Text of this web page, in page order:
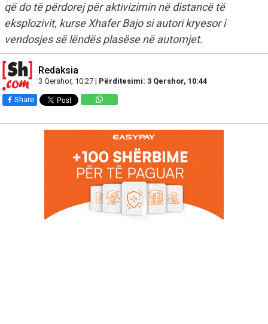
që do të përdorej për aktivizimin në distancë të
eksplozivit, kurse Xhafer Bajo si autori kryesor i
vendosjes së lëndës plasëse në automjet.
Redaksia
3 Qershor, 10:27 | Përditesimi: 3 Qershor, 10:44
Share